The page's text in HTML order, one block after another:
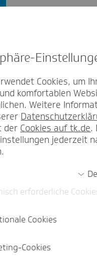
Cookies, um
komfortablen
Weitere
der Cookies auf tk.de.
jederzeit
erforderliche
Cookies
Cookies